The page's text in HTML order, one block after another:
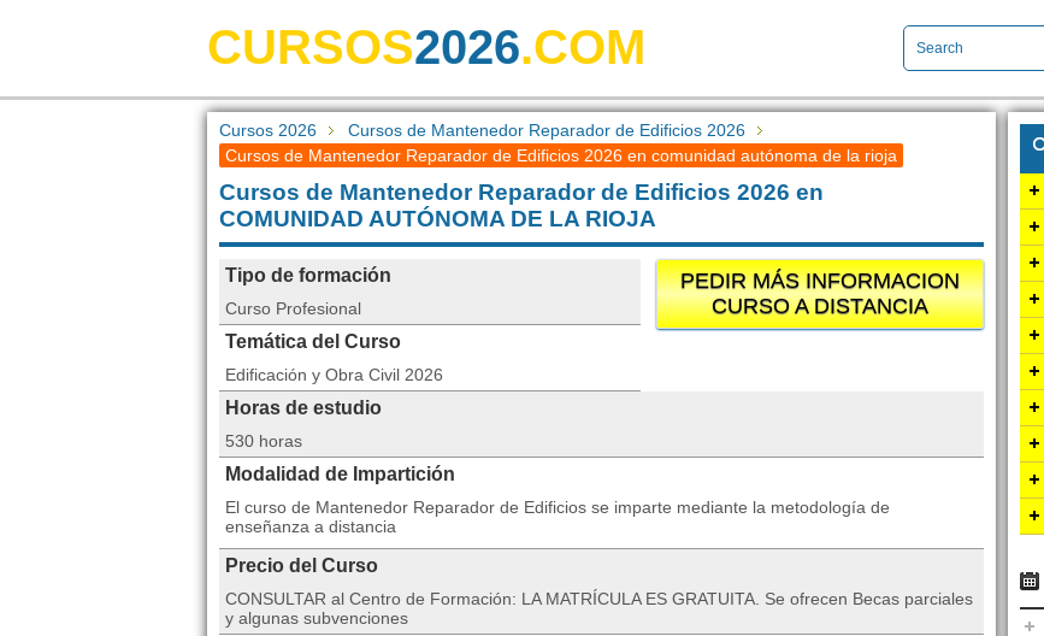
CURSOS2026.COM
Cursos 2026
Cursos de Mantenedor Reparador de Edificios 2026
Cursos de Mantenedor Reparador de Edificios 2026 en comunidad autónoma de la rioja
Cursos de Mantenedor Reparador de Edificios 2026 en
COMUNIDAD AUTÓNOMA DE LA RIOJA
PEDIR MÁS INFORMACION
CURSO A DISTANCIA
Tipo de formación
Curso Profesional
Temática del Curso
Edificación y Obra Civil 2026
Horas de estudio
530 horas
Modalidad de Impartición
El curso de Mantenedor Reparador de Edificios se imparte mediante la metodología de
enseñanza a distancia
Precio del Curso
CONSULTAR al Centro de Formación: LA MATRÍCULA ES GRATUITA. Se ofrecen Becas parciales
y algunas subvenciones